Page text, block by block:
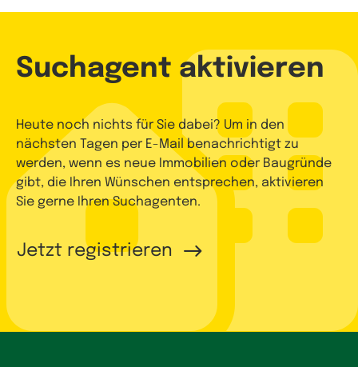
Suchagent aktivieren
Heute noch nichts für Sie dabei? Um in den
nächsten Tagen per E-Mail benachrichtigt zu
werden, wenn es neue Immobilien oder Baugründe
gibt, die Ihren Wünschen entsprechen, aktivieren
Sie gerne Ihren Suchagenten.
Jetzt registrieren